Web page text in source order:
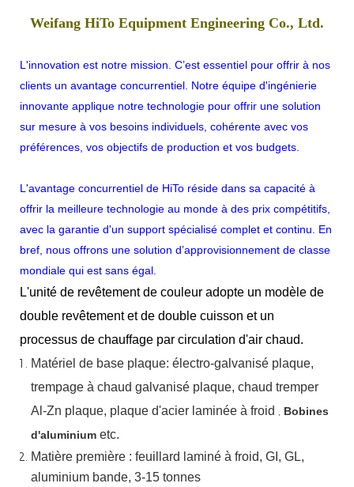
Weifang HiTo Equipment Engineering Co., Ltd.
L'innovation est notre mission. C’est essentiel pour offrir à nos
clients un avantage concurrentiel. Notre équipe d'ingénierie
innovante applique notre technologie pour offrir une solution
sur mesure à vos besoins individuels, cohérente avec vos
préférences, vos objectifs de production et vos budgets.
L'avantage concurrentiel de HiTo réside dans sa capacité à
offrir la meilleure technologie au monde à des prix compétitifs,
avec la garantie d'un support spécialisé complet et continu. En
bref, nous offrons une solution d’approvisionnement de classe
mondiale qui est sans égal.
L'unité de revêtement de couleur adopte un modèle de
double revêtement et de double cuisson et un
processus de chauffage par circulation d'air chaud.
Matériel de base plaque: électro-galvanisé plaque,
trempage à chaud galvanisé plaque, chaud tremper
Al-Zn plaque, plaque d'acier laminée à froid , Bobines
d'aluminium etc.
Matière première : feuillard laminé à froid, GI, GL,
aluminium bande, 3-15 tonnes